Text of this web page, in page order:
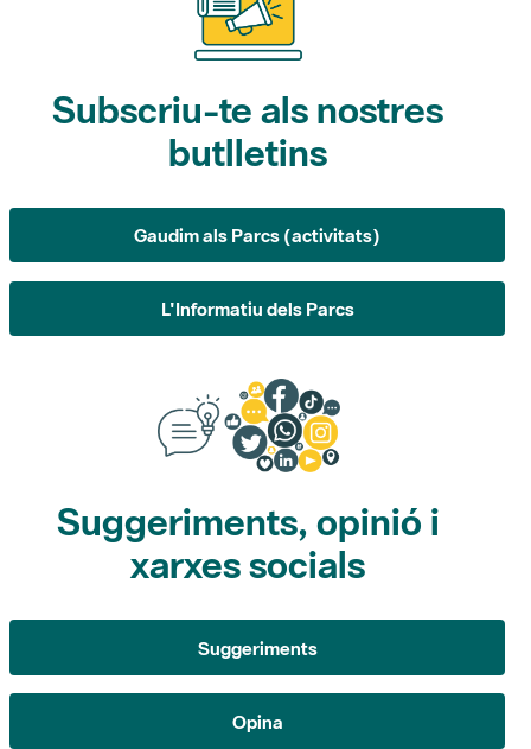
Subscriu-te als nostres
butlletins
Gaudim als Parcs (activitats)
L'Informatiu dels Parcs
Suggeriments, opinió i
xarxes socials
Suggeriments
Opina